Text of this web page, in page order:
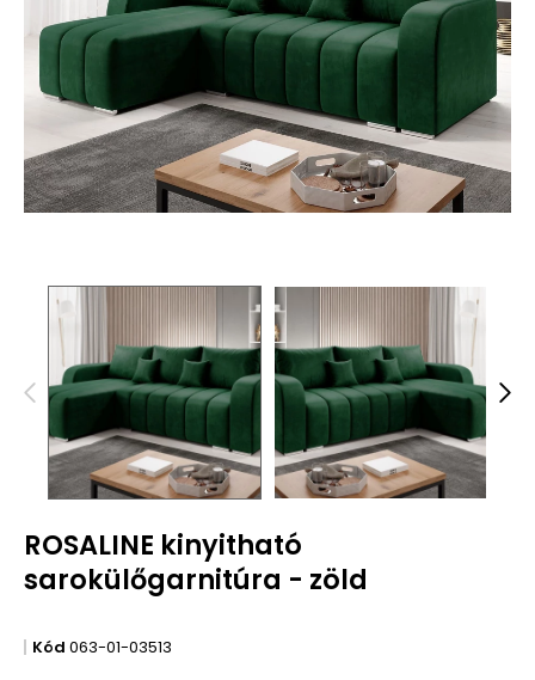
ROSALINE kinyitható
sarokülőgarnitúra - zöld
Kód 063-01-03513